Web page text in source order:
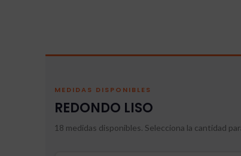
MEDIDAS DISPONIBLES
REDONDO LISO
18 medidas disponibles. Selecciona la cantidad